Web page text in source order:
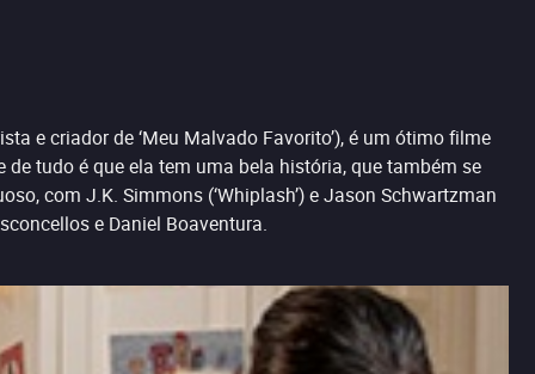
e criador de ‘Meu Malvado Favorito’), é um ótimo filme
tudo é que ela tem uma bela história, que também se
com J.K. Simmons (‘Whiplash’) e Jason Schwartzman
e Daniel Boaventura.